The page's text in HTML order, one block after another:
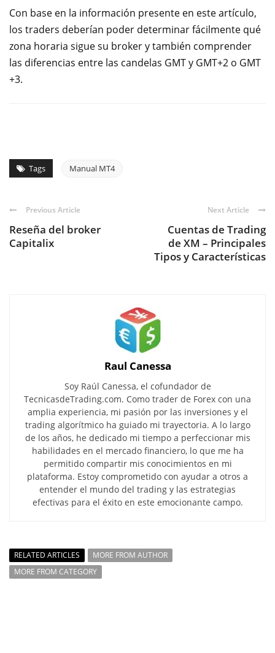
Con base en la información presente en este artículo,
los traders deberían poder determinar fácilmente qué
zona horaria sigue su broker y también comprender
las diferencias entre las candelas GMT y GMT+2 o GMT
+3.
Tags Manual MT4
Previous Article
Reseña del broker
Capitalix
Next Article
Cuentas de Trading
de XM – Principales
Tipos y Características
Raul Canessa
Soy Raúl Canessa, el cofundador de
TecnicasdeTrading.com. Como trader de Forex con una
amplia experiencia, mi pasión por las inversiones y el
trading algorítmico ha guiado mi trayectoria. A lo largo
de los años, he dedicado mi tiempo a perfeccionar mis
habilidades en el mercado financiero, lo que me ha
permitido compartir mis conocimientos en mi
plataforma. Estoy comprometido con ayudar a otros a
entender el mundo del trading y las estrategias
efectivas para el éxito en este emocionante campo.
RELATED ARTICLES
MORE FROM AUTHOR
MORE FROM CATEGORY